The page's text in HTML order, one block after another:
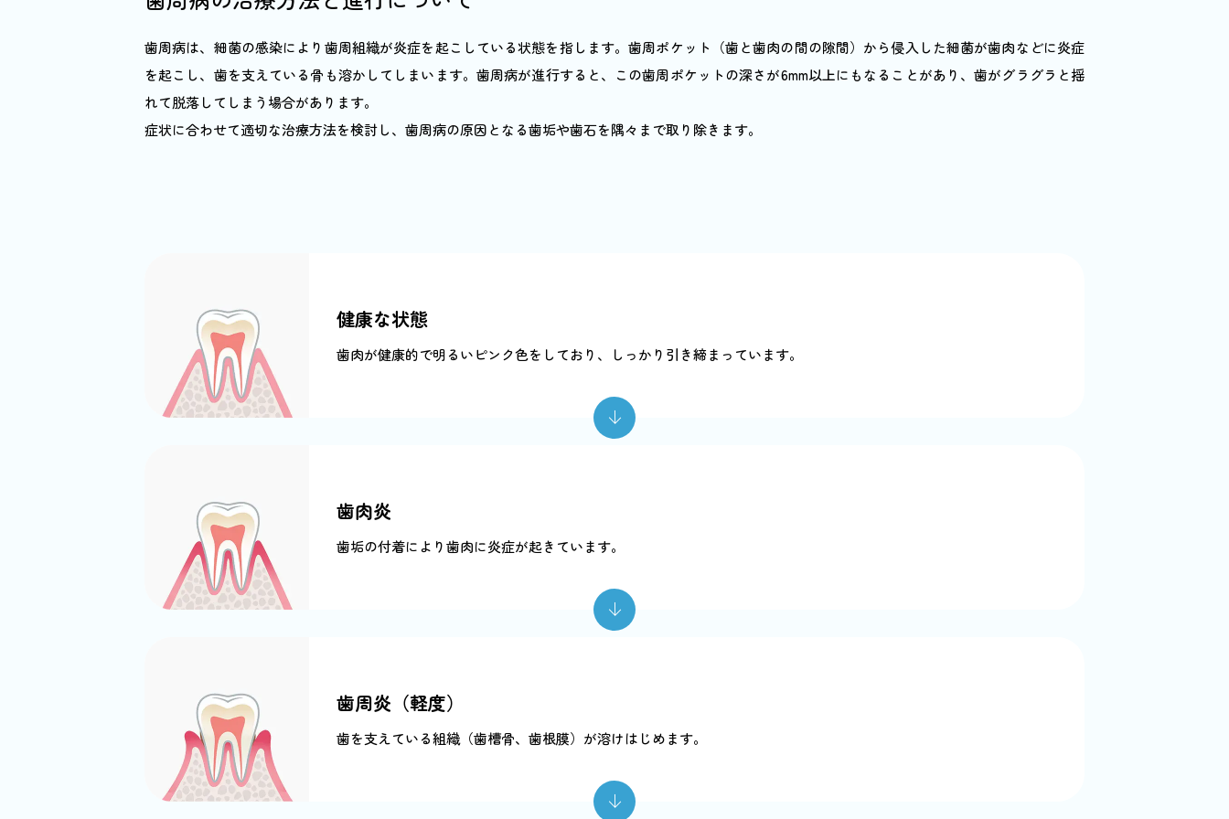
歯周病は、細菌の感染により歯周組織が炎症を起こしている状態を指します。歯周ポケット（歯と歯肉の間の隙間）から侵入した細菌が歯肉などに炎症
を起こし、歯を支えている骨も溶かしてしまいます。歯周病が進行すると、この歯周ポケットの深さが6mm以上にもなることがあり、歯がグラグラと揺
れて脱落してしまう場合があります。
症状に合わせて適切な治療方法を検討し、歯周病の原因となる歯垢や歯石を隅々まで取り除きます。
健康な状態
歯肉が健康的で明るいピンク色をしており、しっかり引き締まっています。
歯肉炎
歯垢の付着により歯肉に炎症が起きています。
歯周炎（軽度）
歯を支えている組織（歯槽骨、歯根膜）が溶けはじめます。